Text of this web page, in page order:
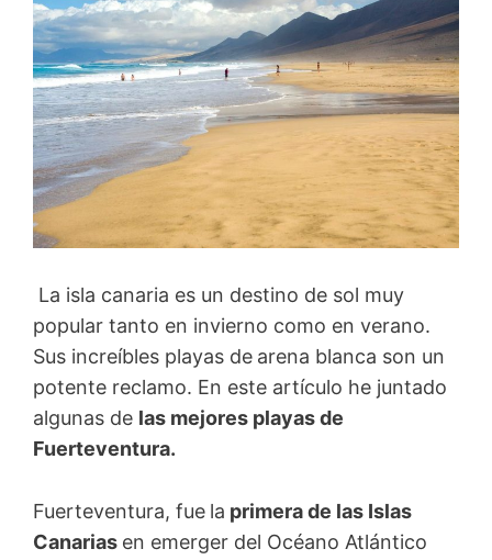
La isla canaria es un destino de sol muy
popular tanto en invierno como en verano.
Sus increíbles playas de arena blanca son un
potente reclamo. En este artículo he juntado
algunas de las mejores playas de
Fuerteventura.
Fuerteventura, fue la primera de las Islas
Canarias en emerger del Océano Atlántico